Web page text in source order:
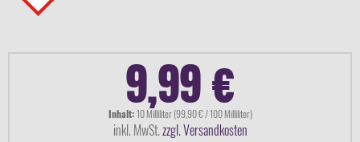
9,99 €
Inhalt:10 Milliliter (99,90 € / 100 Milliliter)
inkl. MwSt.zzgl. Versandkosten